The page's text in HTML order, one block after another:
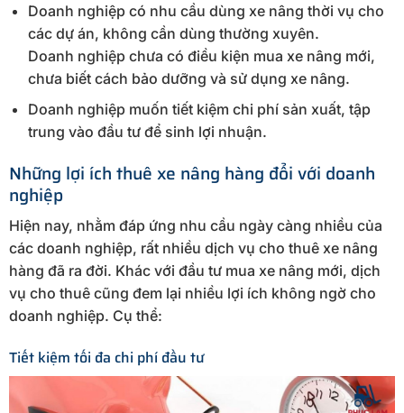
Doanh nghiệp có nhu cầu dùng xe nâng thời vụ cho
các dự án, không cần dùng thường xuyên.
Doanh nghiệp chưa có điều kiện mua xe nâng mới,
chưa biết cách bảo dưỡng và sử dụng xe nâng.
Doanh nghiệp muốn tiết kiệm chi phí sản xuất, tập
trung vào đầu tư để sinh lợi nhuận.
Những lợi ích thuê xe nâng hàng đổi với doanh
nghiệp
Hiện nay, nhằm đáp ứng nhu cầu ngày càng nhiều của
các doanh nghiệp, rất nhiều dịch vụ cho thuê xe nâng
hàng đã ra đời. Khác với đầu tư mua xe nâng mới, dịch
vụ cho thuê cũng đem lại nhiều lợi ích không ngờ cho
doanh nghiệp. Cụ thể:
Tiết kiệm tối đa chi phí đầu tư